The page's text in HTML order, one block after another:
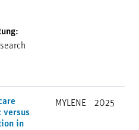
versus
in
MYLENE 2025